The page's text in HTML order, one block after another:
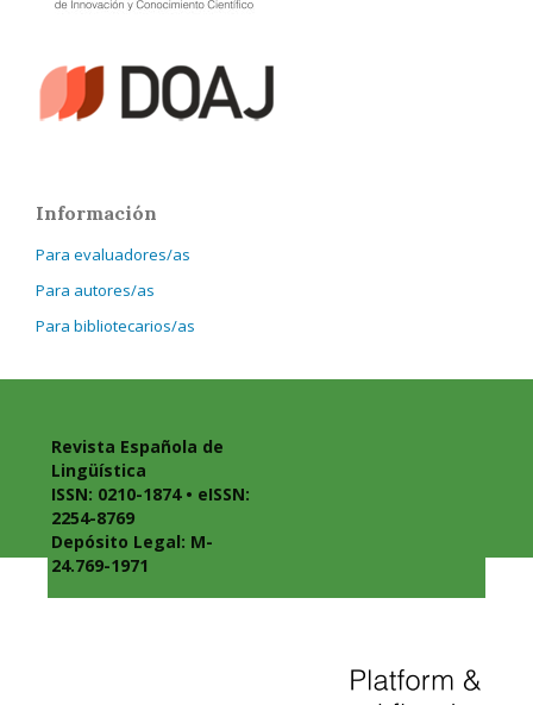
Información
Para evaluadores/as
Para autores/as
Para bibliotecarios/as
Revista Española de
Lingüística
ISSN: 0210-1874 • eISSN:
2254-8769
Depósito Legal: M-
24.769-1971